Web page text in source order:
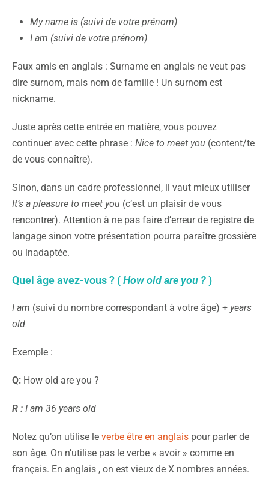
My name is (suivi de votre prénom)
I am (suivi de votre prénom)
Faux amis en anglais : Surname en anglais ne veut pas
dire surnom, mais nom de famille ! Un surnom est
nickname.
Juste après cette entrée en matière, vous pouvez
continuer avec cette phrase : Nice to meet you (content/te
de vous connaître).
Sinon, dans un cadre professionnel, il vaut mieux utiliser
It’s a pleasure to meet you (c’est un plaisir de vous
rencontrer). Attention à ne pas faire d’erreur de registre de
langage sinon votre présentation pourra paraître grossière
ou inadaptée.
Quel âge avez-vous ? (How old are you ?)
I am (suivi du nombre correspondant à votre âge) + years
old.
Exemple :
Q: How old are you ?
R : I am 36 years old
Notez qu’on utilise le verbe être en anglais pour parler de
son âge. On n’utilise pas le verbe « avoir » comme en
français. En anglais , on est vieux de X nombres années.